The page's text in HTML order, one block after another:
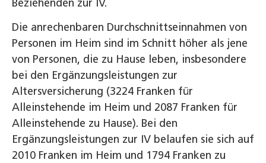
Beziehenden zur IV.
Die anrechenbaren Durchschnittseinnahmen von
Personen im Heim sind im Schnitt höher als jene
von Personen, die zu Hause leben, insbesondere
bei den Ergänzungsleistungen zur
Altersversicherung (3224 Franken für
Alleinstehende im Heim und 2087 Franken für
Alleinstehende zu Hause). Bei den
Ergänzungsleistungen zur IV belaufen sie sich auf
2010 Franken im Heim und 1794 Franken zu